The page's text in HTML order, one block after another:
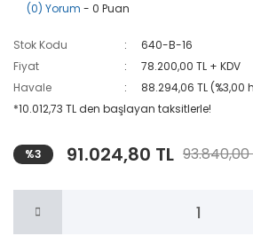
(0) Yorum - 0 Puan
Stok Kodu
640-B-16
Fiyat
78.200,00 TL + KDV
Havale
88.294,06 TL
*10.012,73 TL den başlayan taksitlerle!
%3 91.024,80 TL 93.840,00